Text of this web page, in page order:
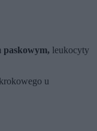
paskowym, leukocyty
u